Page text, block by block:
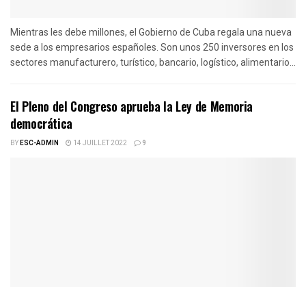
Mientras les debe millones, el Gobierno de Cuba regala una nueva
sede a los empresarios españoles. Son unos 250 inversores en los
sectores manufacturero, turístico, bancario, logístico, alimentario...
El Pleno del Congreso aprueba la Ley de Memoria
democrática
BYESC-ADMIN 14 JUILLET 2022 9